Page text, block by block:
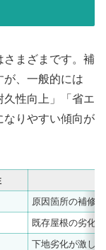
さまざまです。補
が、一般的には
久性向上」「省エ
なりやすい傾向が
原因箇所の補修
既存屋根の劣化
下地劣化が激し